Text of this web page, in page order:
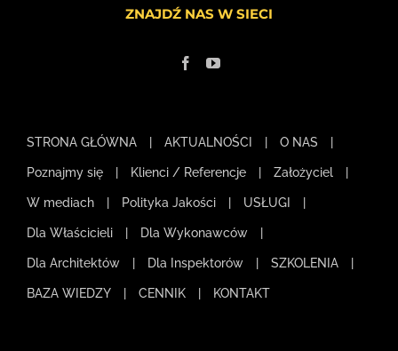
ZNAJDŹ NAS W SIECI
STRONA GŁÓWNA AKTUALNOŚCI O NAS
Poznajmy się Klienci / Referencje Założyciel
W mediach Polityka Jakości USŁUGI
Dla Właścicieli Dla Wykonawców
Dla Architektów Dla Inspektorów SZKOLENIA
BAZA WIEDZY CENNIK KONTAKT